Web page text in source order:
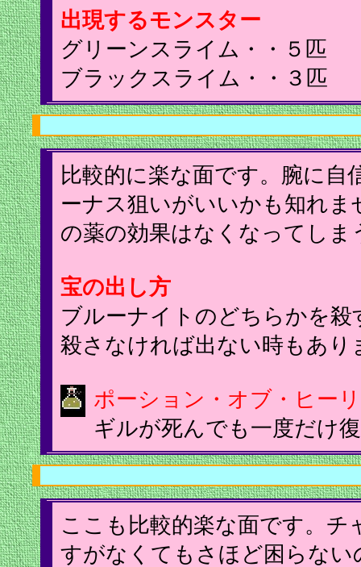
出現するモンスター
グリーンスライム・・５匹
ブラックスライム・・３匹
比較的に楽な面です。腕に
ーナス狙いがいいかも知れ
の薬の効果はなくなってしま
宝の出し方
ブルーナイトのどちらかを
殺さなければ出ない時もあり
ポーション・オブ・ヒー
ギルが死んでも一度だけ
ここも比較的楽な面です。
すがなくてもさほど困らな